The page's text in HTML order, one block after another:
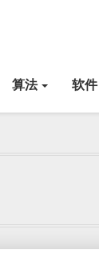
算法 软件